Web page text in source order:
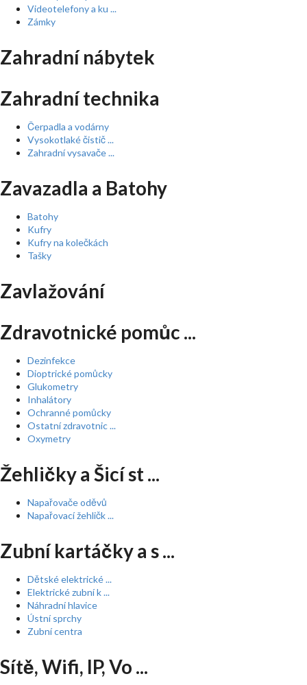
Videotelefony a ku ...
Zámky
Zahradní nábytek
Zahradní technika
Čerpadla a vodárny
Vysokotlaké čistič ...
Zahradní vysavače ...
Zavazadla a Batohy
Batohy
Kufry
Kufry na kolečkách
Tašky
Zavlažování
Zdravotnické pomůc ...
Dezinfekce
Dioptrické pomůcky
Glukometry
Inhalátory
Ochranné pomůcky
Ostatní zdravotnic ...
Oxymetry
Žehličky a Šicí st ...
Napařovače oděvů
Napařovací žehličk ...
Zubní kartáčky a s ...
Dětské elektrické ...
Elektrické zubní k ...
Náhradní hlavice
Ústní sprchy
Zubní centra
Sítě, Wifi, IP, Vo ...